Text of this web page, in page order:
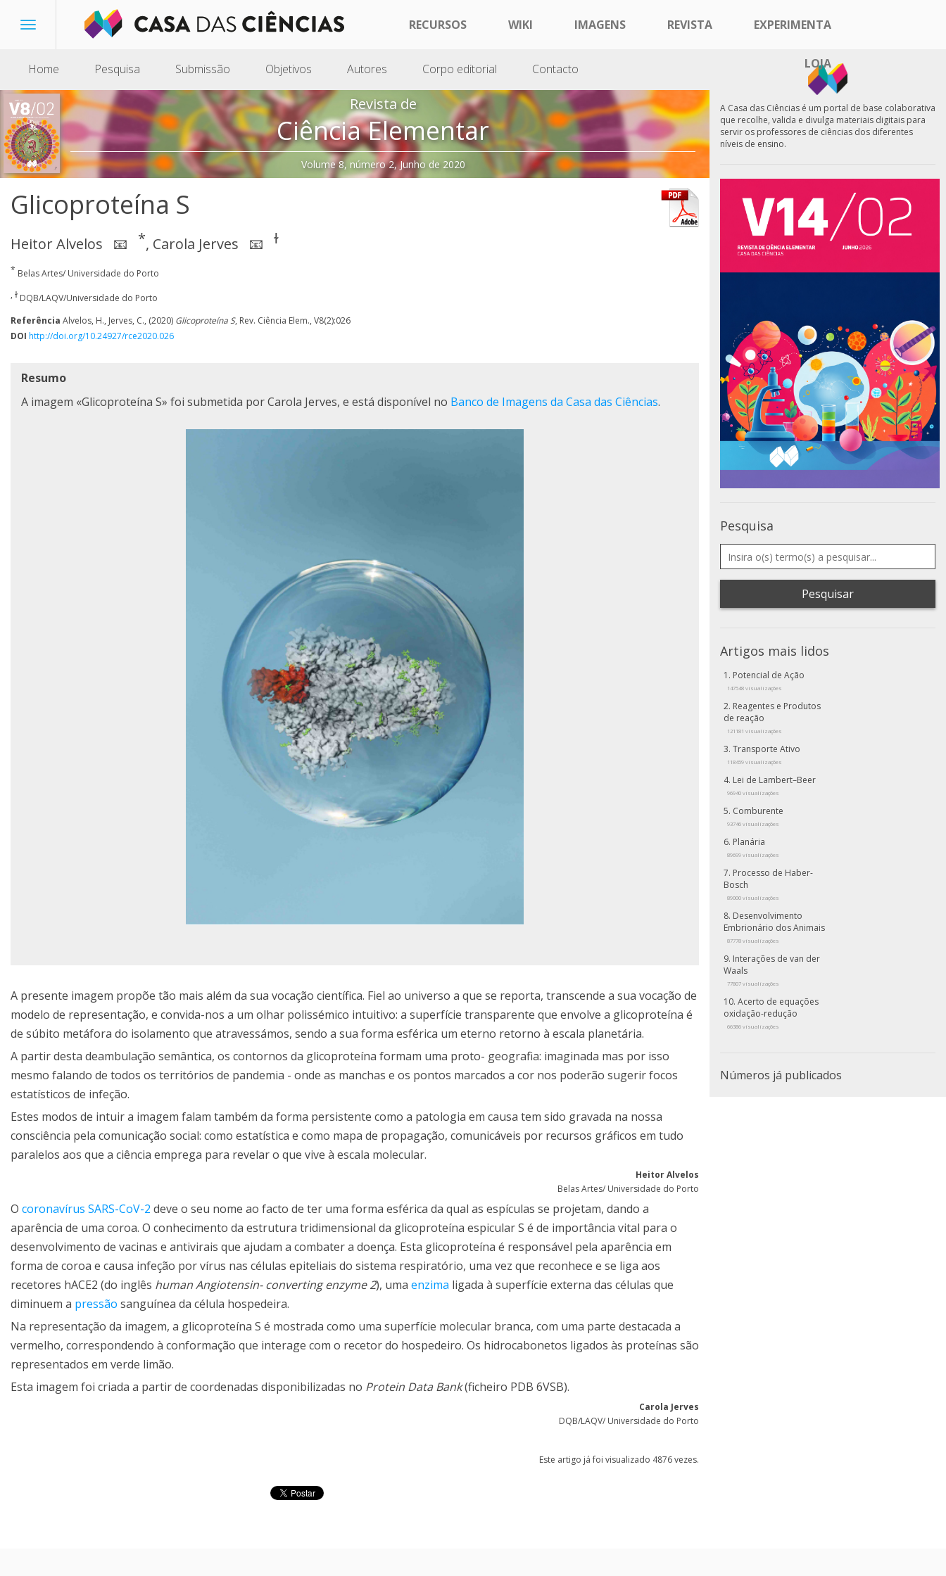
Toggle
RECURSOS WIKI IMAGENS REVISTA EXPERIMENTA
LOJA
Home Pesquisa Submissão Objetivos Autores Corpo editorial Contacto
Revista de
Ciência Elementar
Volume 8, número 2, Junho de 2020
Glicoproteína S
Heitor Alvelos 📧 *, Carola Jerves 📧 ɫ
* Belas Artes/ Universidade do Porto
, ɫ DQB/LAQV/Universidade do Porto
Referência Alvelos, H., Jerves, C., (2020) Glicoproteína S, Rev. Ciência Elem., V8(2):026
DOI http://doi.org/10.24927/rce2020.026
Resumo
A imagem «Glicoproteína S» foi submetida por Carola Jerves, e está disponível no Banco de Imagens da Casa das Ciências.
A presente imagem propõe tão mais além da sua vocação científica. Fiel ao universo a que se reporta, transcende a sua vocação de
modelo de representação, e convida-nos a um olhar polissémico intuitivo: a superfície transparente que envolve a glicoproteína é
de súbito metáfora do isolamento que atravessámos, sendo a sua forma esférica um eterno retorno à escala planetária.
A partir desta deambulação semântica, os contornos da glicoproteína formam uma proto- geografia: imaginada mas por isso
mesmo falando de todos os territórios de pandemia - onde as manchas e os pontos marcados a cor nos poderão sugerir focos
estatísticos de infeção.
Estes modos de intuir a imagem falam também da forma persistente como a patologia em causa tem sido gravada na nossa
consciência pela comunicação social: como estatística e como mapa de propagação, comunicáveis por recursos gráficos em tudo
paralelos aos que a ciência emprega para revelar o que vive à escala molecular.
Heitor Alvelos
Belas Artes/ Universidade do Porto
O coronavírus SARS-CoV-2 deve o seu nome ao facto de ter uma forma esférica da qual as espículas se projetam, dando a
aparência de uma coroa. O conhecimento da estrutura tridimensional da glicoproteína espicular S é de importância vital para o
desenvolvimento de vacinas e antivirais que ajudam a combater a doença. Esta glicoproteína é responsável pela aparência em
forma de coroa e causa infeção por vírus nas células epiteliais do sistema respiratório, uma vez que reconhece e se liga aos
recetores hACE2 (do inglês human Angiotensin- converting enzyme 2), uma enzima ligada à superfície externa das células que
diminuem a pressão sanguínea da célula hospedeira.
Na representação da imagem, a glicoproteína S é mostrada como uma superfície molecular branca, com uma parte destacada a
vermelho, correspondendo à conformação que interage com o recetor do hospedeiro. Os hidrocabonetos ligados às proteínas são
representados em verde limão.
Esta imagem foi criada a partir de coordenadas disponibilizadas no Protein Data Bank(ficheiro PDB 6VSB).
Carola Jerves
DQB/LAQV/ Universidade do Porto
Este artigo já foi visualizado 4876 vezes.
A Casa das Ciências é um portal de base colaborativa
que recolhe, valida e divulga materiais digitais para
servir os professores de ciências dos diferentes
níveis de ensino.
Pesquisa
Pesquisar
Artigos mais lidos
Potencial de Ação
147548 visualizações
Reagentes e Produtos
de reação
121181 visualizações
Transporte Ativo
118459 visualizações
Lei de Lambert–Beer
96940 visualizações
Comburente
93746 visualizações
Planária
89699 visualizações
Processo de Haber-
Bosch
89000 visualizações
Desenvolvimento
Embrionário dos Animais
87778 visualizações
Interações de van der
Waals
77807 visualizações
Acerto de equações
oxidação-redução
66386 visualizações
Números já publicados